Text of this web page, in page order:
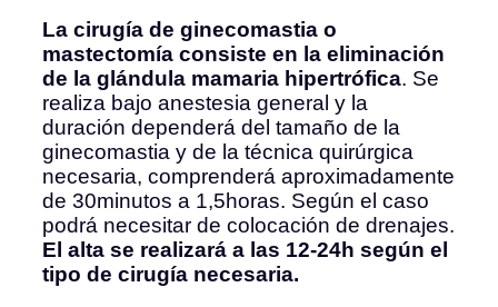
La cirugía de ginecomastia o
mastectomía consiste en la eliminación
de la glándula mamaria hipertrófica. Se
realiza bajo anestesia general y la
duración dependerá del tamaño de la
ginecomastia y de la técnica quirúrgica
necesaria, comprenderá aproximadamente
de 30minutos a 1,5horas. Según el caso
podrá necesitar de colocación de drenajes.
El alta se realizará a las 12-24h según el
tipo de cirugía necesaria.